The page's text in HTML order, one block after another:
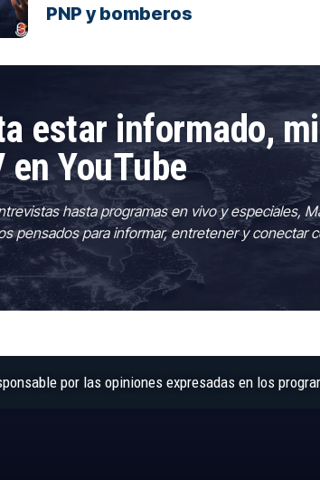
PNP y bomberos
estar informado,
en YouTube
hasta programas en vivo y especiales,
pensados para informar, entretener y conectar
por las opiniones expresadas en los